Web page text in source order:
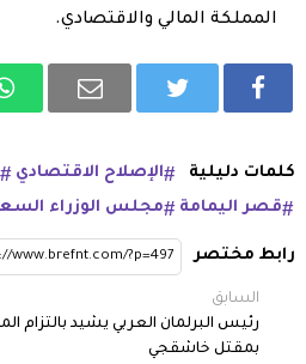
المملكة المالي والاقتصادي.
كلمات دليلية الإصلاح الاقتصادي
قصر اليمامة
مجلس الوزراء
رابط مختصر
السابق
رئيس البرلمان العربي يشيد بالتزام
بمقتل خاشقجي